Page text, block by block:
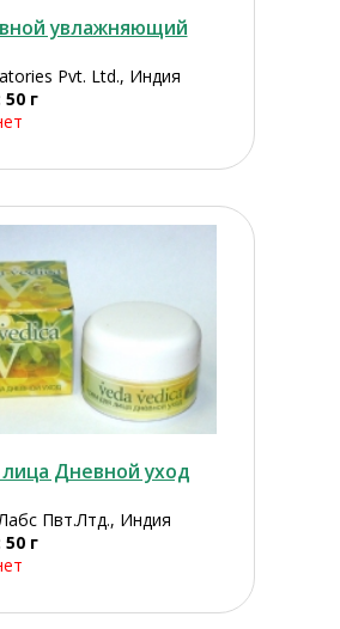
увлажняющий
Pvt. Ltd., Индия
г
Дневной уход
Пвт.Лтд., Индия
г